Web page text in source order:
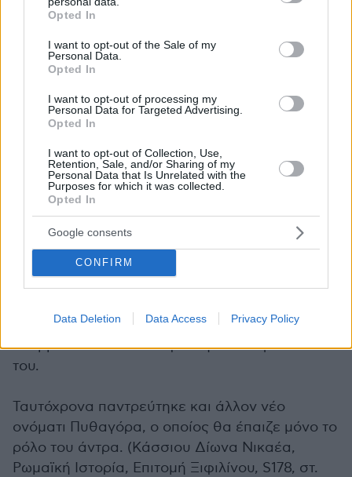
grant or deny consent to Google and its third-party tags to
use your data for below specified purposes in below Google
consent section.
Opted In
I want to opt-out of the Sale of my
Personal Data.
Opted In
I want to opt-out of processing my
Personal Data for Targeted Advertising.
Opted In
I want to opt-out of Collection, Use,
Retention, Sale, and/or Sharing of my
Personal Data that Is Unrelated with the
Purposes for which it was collected.
Opted In
Google consents
CONFIRM
Data Deletion Data Access Privacy Policy
αυτί σου ή να τρως με το χέρι σου, αφιερώνω
ομοειδές γεγονός, που καταγράφει αιώνες πριν
η τραγική ανθρώπινη Ιστορία για τον
πρωτοπόρο των «gay γάμων», παράφορνα
Ρωμαίο Αυτοκράτορα Νέρωνα, που μας
διέσωσε ο περιώνυμος ιστορικός Κάσσιος Δίων
«Ο προοδευτικός Νέρων, ο οποίος ενσαρκώνει
τα όνειρα των μιμητών των πράξεών του, ήταν
η πρώτη διακεκριμένη προσωπικότητα της
αρχαιότητας που παντρεύτηκε άντρα. Σύμφωνα
με τον ιστορικό Κάσσιο Δίωνα (2ος-3ος αι.) ο
Νέρων έκανε διπλό γάμο. Ευνούχισε έναν
με εντυπωσιακό φόρεμα, τον βάφτισε
“Σαββίνα” και τον παντρεύτηκε σαν γυναίκα
του.
Ταυτόχρονα παντρεύτηκε και άλλον νέο
ονόματι Πυθαγόρα, ο οποίος θα έπαιζε μόνο το
ρόλο του άντρα. (Κάσσιου Δίωνα Νικαέα,
Ρωμαϊκή Ιστορία, Επιτομή Ξιφιλίνου, S178, στ.